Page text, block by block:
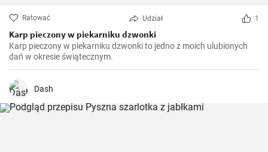
Ratować Udział 1
Karp pieczony w piekarniku dzwonki
Karp pieczony w piekarniku dzwonki to jedno z moich ulubionych
dań w okresie świątecznym.
Dash